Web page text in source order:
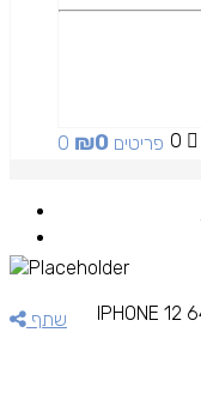
0 0 פריטים ₪0
שתף